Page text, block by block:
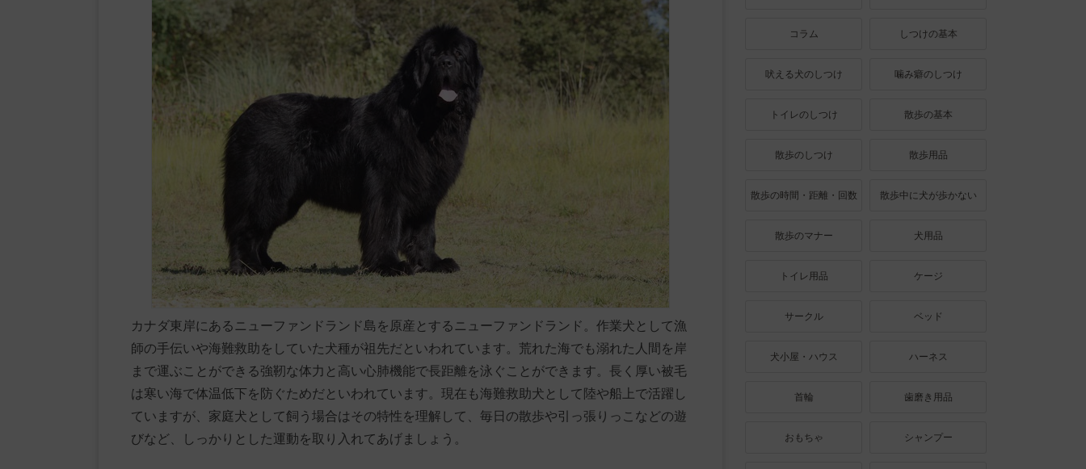
カナダ東岸にあるニューファンドランド島を原産とするニューファンドランド。作業犬として漁
師の手伝いや海難救助をしていた犬種が祖先だといわれています。荒れた海でも溺れた人間を岸
まで運ぶことができる強靭な体力と高い心肺機能で長距離を泳ぐことができます。長く厚い被毛
は寒い海で体温低下を防ぐためだといわれています。現在も海難救助犬として陸や船上で活躍し
ていますが、家庭犬として飼う場合はその特性を理解して、毎日の散歩や引っ張りっこなどの遊
びなど、しっかりとした運動を取り入れてあげましょう。
コラム しつけの基本
吠える犬のしつけ 噛み癖のしつけ
トイレのしつけ 散歩の基本
散歩のしつけ 散歩用品
散歩の時間・距離・回数 散歩中に犬が歩かない
散歩のマナー 犬用品
トイレ用品 ケージ
サークル ベッド
犬小屋・ハウス ハーネス
首輪 歯磨き用品
おもちゃ シャンプー